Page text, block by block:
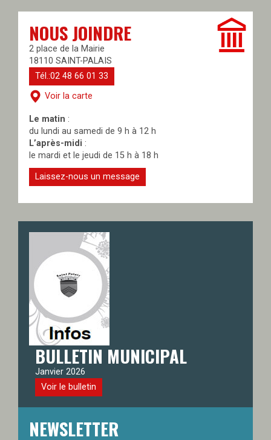
NOUS JOINDRE
2 place de la Mairie
18110 SAINT-PALAIS
Tél.:02 48 66 01 33
Voir la carte
Le matin :
du lundi au samedi de 9 h à 12 h
L’après-midi :
le mardi et le jeudi de 15 h à 18 h
Laissez-nous un message
BULLETIN MUNICIPAL
Janvier 2026
Voir le bulletin
NEWSLETTER